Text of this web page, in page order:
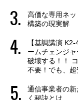
高価な専用ネ
構築の現実解
【基調講演
ームチェンジ
破壊する！！
不要！でも、
通信事業者の
く秘訣とは